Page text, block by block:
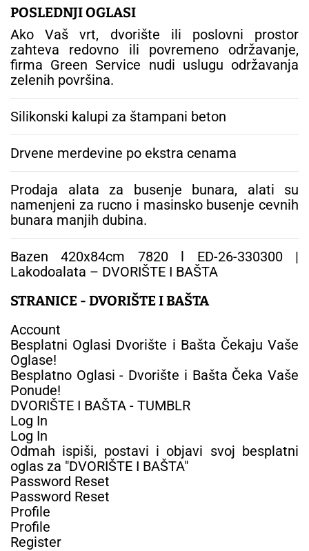
g
a
:
POSLEDNJI OGLASI
Ako Vaš vrt, dvorište ili poslovni prostor
zahteva redovno ili povremeno održavanje,
firma Green Service nudi uslugu održavanja
zelenih površina.
Silikonski kalupi za štampani beton
Drvene merdevine po ekstra cenama
Prodaja alata za busenje bunara, alati su
namenjeni za rucno i masinsko busenje cevnih
bunara manjih dubina.
Bazen 420x84cm 7820 l ED-26-330300 |
Lakodoalata – DVORIŠTE I BAŠTA
STRANICE - DVORIŠTE I BAŠTA
Account
Besplatni Oglasi Dvorište i Bašta Čekaju Vaše
Oglase!
Besplatno Oglasi - Dvorište i Bašta Čeka Vaše
Ponude!
DVORIŠTE I BAŠTA - TUMBLR
Log In
Log In
Odmah ispiši, postavi i objavi svoj besplatni
oglas za "DVORIŠTE I BAŠTA"
Password Reset
Password Reset
Profile
Profile
Register